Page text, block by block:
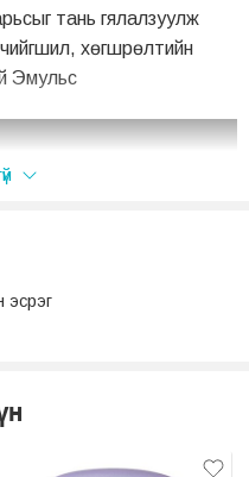
тань гялалзуулж
хөгшрөлтийн
Эмульс
эсрэг